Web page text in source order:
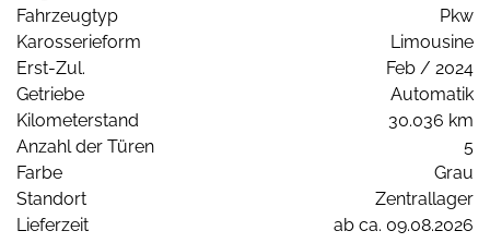
Fahrzeugtyp
Pkw
Karosserieform
Limousine
Erst-Zul.
Feb / 2024
Getriebe
Automatik
Kilometerstand
30.036 km
Anzahl der Türen
5
Farbe
Grau
Standort
Zentrallager
Lieferzeit
ab ca. 09.08.2026